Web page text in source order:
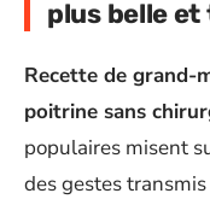
plus belle
Recette de grand-
poitrine sans
populaires misent
des gestes